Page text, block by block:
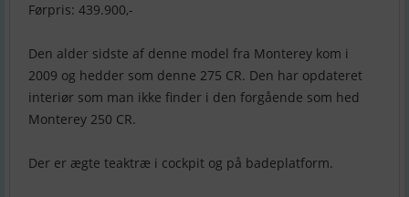
Førpris: 439.900,-
Den alder sidste af denne model fra Monterey kom i
2009 og hedder som denne 275 CR. Den har opdateret
interiør som man ikke finder i den forgående som hed
Monterey 250 CR.
Der er ægte teaktræ i cockpit og på badeplatform.